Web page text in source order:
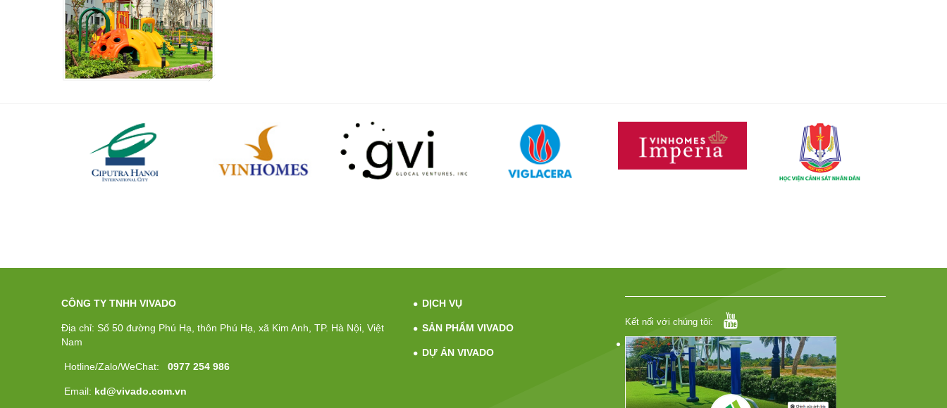
CÔNG TY TNHH VIVADO
Địa chỉ: Số 50 đường Phú Hạ, thôn Phú Hạ, xã Kim Anh, TP. Hà Nội, Việt
Nam
Hotline/Zalo/WeChat: 0977 254 986
Email: kd@vivado.com.vn
DỊCH VỤ
SẢN PHẨM VIVADO
DỰ ÁN VIVADO
Kết nối với chúng tôi: